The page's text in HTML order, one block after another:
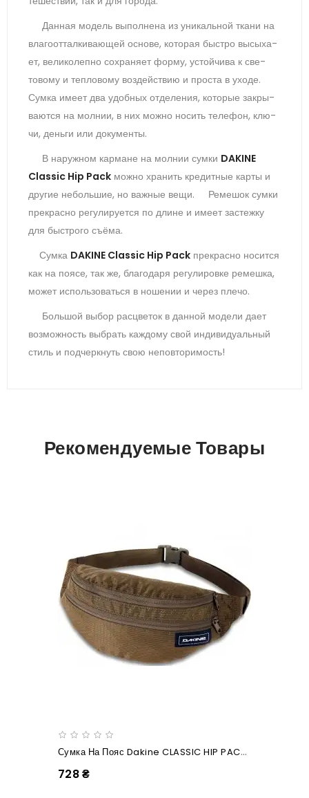
Дан­ная мо­дель вы­пол­не­на из уни­каль­ной тка­ни на
вла­го­от­талки­ва­ющей ос­но­ве, ко­торая быс­тро вы­сыха­
ет, ве­лико­леп­но сох­ра­ня­ет фор­му, ус­той­чи­ва к све­
тово­му и теп­ло­вому воз­дей­ствию и прос­та в ухо­де.
Сум­ка име­ет два удоб­ных от­де­ления, ко­торые зак­ры­
ва­ют­ся на мол­нии, в них мож­но но­сить те­лефон, клю­
чи, день­ги или до­кумен­ты.
В на­руж­ном кар­ма­не на мол­нии сум­ки DAKINE
Classic Hip Pack мож­но хра­нить кре­дит­ные кар­ты и
дру­гие не­боль­шие, но важ­ные ве­щи.
Ре­мешок сум­ки
прек­расно ре­гули­ру­ет­ся по дли­не и име­ет зас­тежку
для быс­тро­го съ­ёма.
Сум­ка DAKINE Classic Hip Pack прек­расно но­сит­ся
как на по­ясе, так же, бла­года­ря ре­гули­ров­ке ре­меш­ка,
мо­жет ис­поль­зо­вать­ся в но­шении и че­рез пле­чо.
Боль­шой вы­бор рас­цве­ток в дан­ной мо­дели да­ет
воз­можность выб­рать каж­до­му свой ин­ди­виду­аль­ный
стиль и под­чер­кнуть свою не­пов­то­римость!
Рекомендуемые Товары
Сумка На Пояс Dakine CLASSIC HIP PACK LARGE Dark Olive Dobby
728 ₴